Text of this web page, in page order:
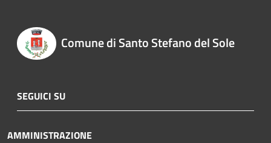
Comune di Santo Stefano del Sole
SEGUICI SU
AMMINISTRAZIONE